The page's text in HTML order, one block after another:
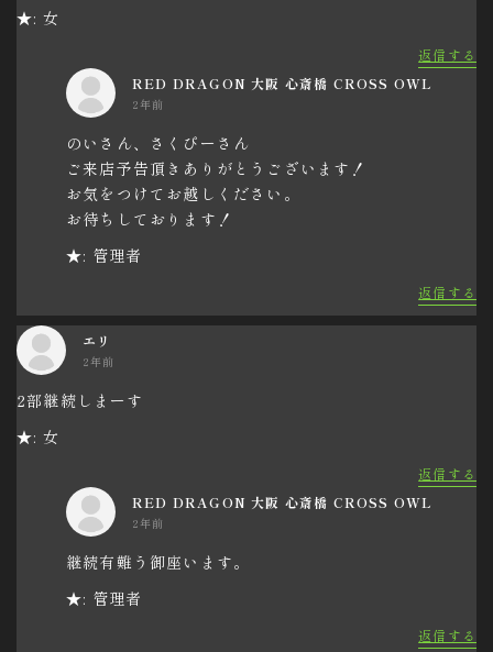
★: 女
返信する
RED DRAGON 大阪 心斎橋 CROSS OWL
2年前
のいさん、さくぴーさん
ご来店予告頂きありがとうございます！
お気をつけてお越しください。
お待ちしております！
★: 管理者
返信する
エリ
2年前
2部継続しまーす
★: 女
返信する
RED DRAGON 大阪 心斎橋 CROSS OWL
2年前
継続有難う御座います。
★: 管理者
返信する